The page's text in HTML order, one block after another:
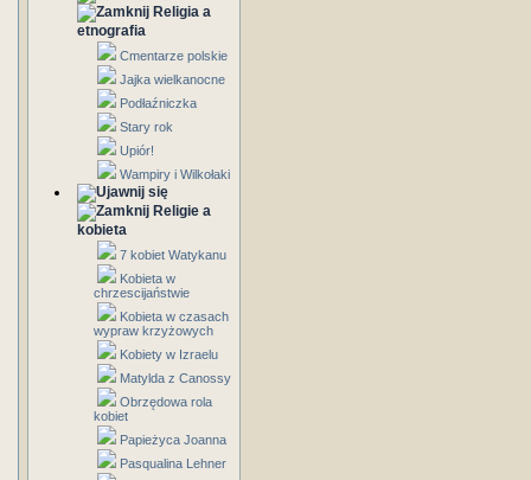
Religia a
etnografia
Cmentarze polskie
Jajka wielkanocne
Podłaźniczka
Stary rok
Upiór!
Wampiry i Wilkołaki
Religie a
kobieta
7 kobiet Watykanu
Kobieta w
chrzescijaństwie
Kobieta w czasach
wypraw krzyżowych
Kobiety w Izraelu
Matylda z Canossy
Obrzędowa rola
kobiet
Papieżyca Joanna
Pasqualina Lehner